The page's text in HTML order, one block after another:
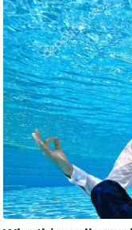
मं
त्रा
रि
ले
श
न
शि
रा
ज
नी